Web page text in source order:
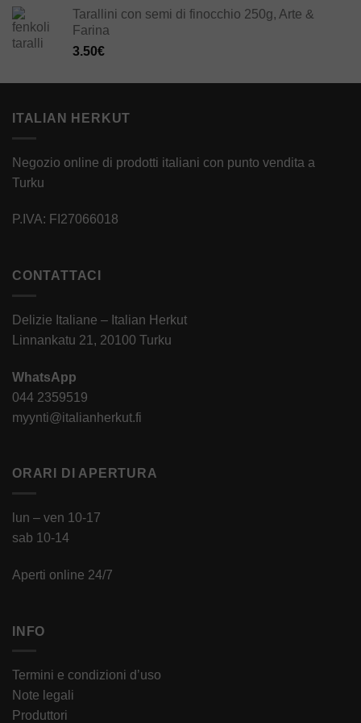
Tarallini con semi di finocchio 250g, Arte &
Farina
3.50€
ITALIAN HERKUT
Negozio online di prodotti italiani con punto vendita a
Turku
P.IVA: FI27066018
CONTATTACI
Delizie Italiane – Italian Herkut
Linnankatu 21, 20100 Turku
WhatsApp
044 2359519
myynti@italianherkut.fi
ORARI DI APERTURA
lun – ven 10-17
sab 10-14
Aperti online 24/7
INFO
Termini e condizioni d’uso
Note legali
Produttori